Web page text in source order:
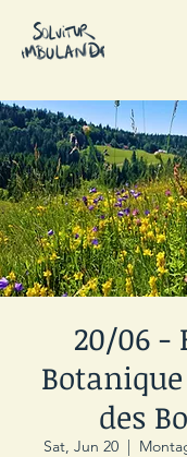
20/06 -
des
Sat, Jun 20
  |